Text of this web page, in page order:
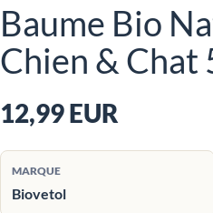
Baume Bio
Chien & Chat
12,99 EUR
MARQUE
Biovetol